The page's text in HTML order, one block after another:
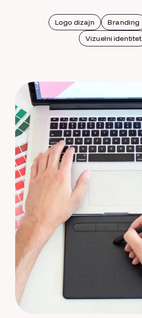
Logo dizajn Branding
Vizuelni identitet